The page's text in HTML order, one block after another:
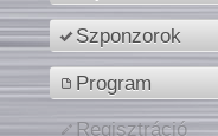
Szponzorok
Program
Regisztráció